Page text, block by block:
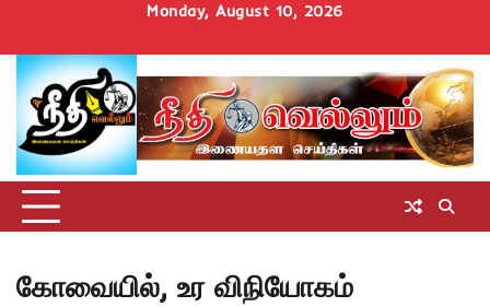
content
Monday, August 10, 2026
Homeசெய்திகள்
தமிழ்நாடுமாவட்டச்செய்திகள்
அரசியல்ஆன்மிகம்
சட்டம்
அறிவோம்
சினிமாUncategorized
கோவையில், உர விநியோகம்